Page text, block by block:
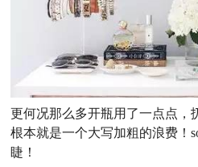
更何况那么多开瓶用了一点点，
根本就是一个大写加粗的浪费！
睫！